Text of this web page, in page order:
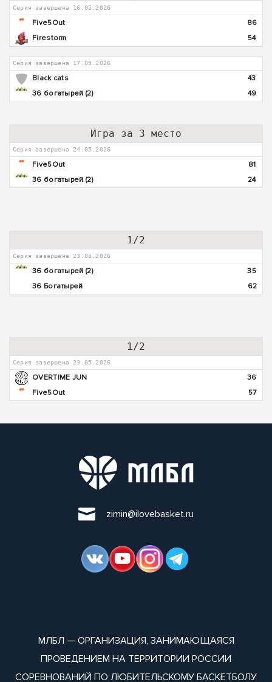
Серия завершена 16.05.2026
Five5Out
86
Firestorm
54
Серия завершена 17.05.2026
Black cats
43
36 богатырей (2)
49
Игра за 3 место
Серия завершена 24.05.2026
Five5Out
81
36 богатырей (2)
24
1/2
Серия завершена 23.05.2026
36 богатырей (2)
35
36 Богатырей
62
1/2
Серия завершена 23.05.2026
OVERTIME JUN
36
Five5Out
57
zimin@ilovebasket.ru
МЛБЛ — ОРГАНИЗАЦИЯ, ЗАНИМАЮЩАЯСЯ
ПРОВЕДЕНИЕМ НА ТЕРРИТОРИИ РОССИИ
СОРЕВНОВАНИЙ ПО ЛЮБИТЕЛЬСКОМУ БАСКЕТБОЛУ